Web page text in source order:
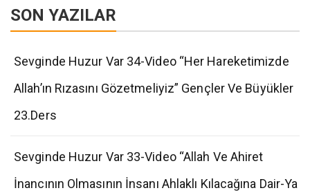
SON YAZILAR
Sevginde Huzur Var 34-Video “Her Hareketimizde
Allah’ın Rızasını Gözetmeliyiz” Gençler Ve Büyükler
23.Ders
Sevginde Huzur Var 33-Video “Allah Ve Ahiret
İnancının Olmasının İnsanı Ahlaklı Kılacağına Dair-Ya